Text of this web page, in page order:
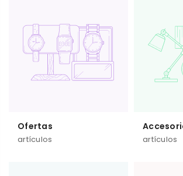
Ofertas
artículos artículos